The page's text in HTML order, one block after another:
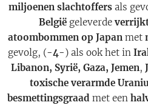
miljoenen slachtoffersals
België geleverde
atoombommen op Japan met
gevolg, (-4-) als ook het in
Libanon, Syrië, Gaza, Jemen,
toxische verarmde
besmettingsgraad met een